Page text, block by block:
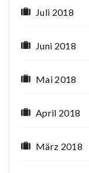
Juli 2018
Juni 2018
Mai 2018
April 2018
März 2018